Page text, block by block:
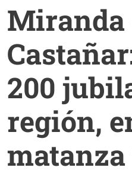
Miranda
200
región,